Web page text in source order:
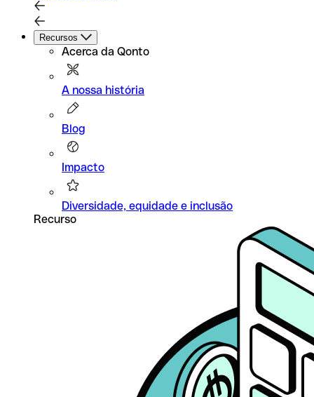
Recursos
Acerca da Qonto
A nossa história
Blog
Impacto
Diversidade, equidade e inclusão
Recurso